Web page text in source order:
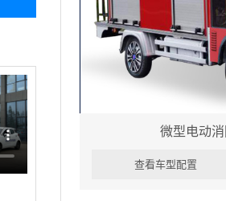
微型电动消
查看车型配置